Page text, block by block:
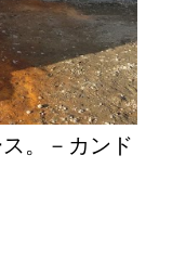
。－カンド